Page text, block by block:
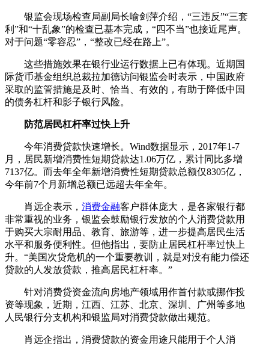
银监会现场检查局副局长喻剑萍介绍，“三违反”“三套
利”和“十乱象”的检查已基本完成，“四不当”也接近尾声。
对于问题“零容忍”，“整改已经在路上”。
这些措施效果在银行业运行数据上已有体现。近期国
际货币基金组织总裁拉加德访问银监会时表示，中国政府
采取的监管措施是及时、恰当、有效的，有助于降低中国
的债务杠杆和影子银行风险。
防范居民杠杆率过快上升
今年消费贷款快速增长。Wind数据显示，2017年1-7
月，居民新增消费性短期贷款达1.06万亿，累计同比多增
7137亿。而去年全年新增消费性短期贷款总额仅8305亿，
今年前7个月新增总额已远超去年全年。
肖远企表示， 消费金融客户群体庞大，是各家银行都
非常重视的业务，银监会鼓励银行发放的个人消费贷款用
于购买大宗耐用品、教育、旅游等，进一步提高居民生活
水平和服务便利性。但他指出，要防止居民杠杆率过快上
升。“美国次贷危机的一个重要教训，就是对没有能力偿还
贷款的人发放贷款，推高居民杠杆率。”
针对消费贷资金流向房地产领域用作首付款或挪作投
资等现象，近期，江西、江苏、北京、深圳、广州等多地
人民银行分支机构和银监局对消费贷款做出规范。
肖远企指出，消费贷款的资金用途只能用于个人消